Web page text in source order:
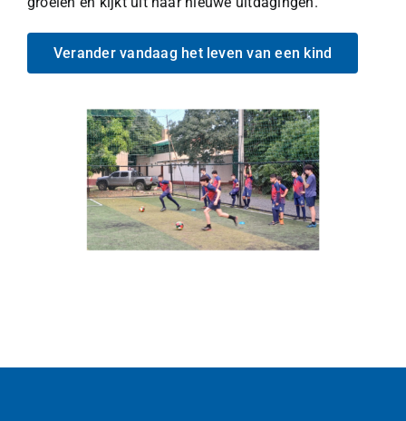
Verander vandaag het leven van een kind